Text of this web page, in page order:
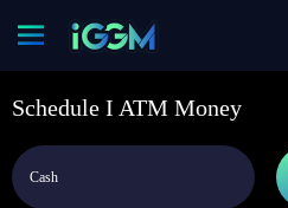
Schedule I ATM Money
Cash